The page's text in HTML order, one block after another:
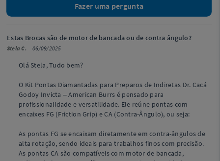
Fazer uma pergunta
Estas Brocas são de motor de bancada ou de contra ângulo?
Stela C. 06/09/2025
Olá Stela, Tudo bem?
O Kit Pontas Diamantadas para Preparos de Indiretas Dr. Cacá
Godoy Invicta – American Burrs é pensado para
profissionalidade e versatilidade. Ele reúne pontas com
encaixes FG (Friction Grip) e CA (Contra-Ângulo), ou seja:
As pontas FG se encaixam diretamente em contra-ângulos de
alta rotação, sendo ideais para trabalhos finos com precisão.
As pontas CA são compatíveis com motor de bancada,